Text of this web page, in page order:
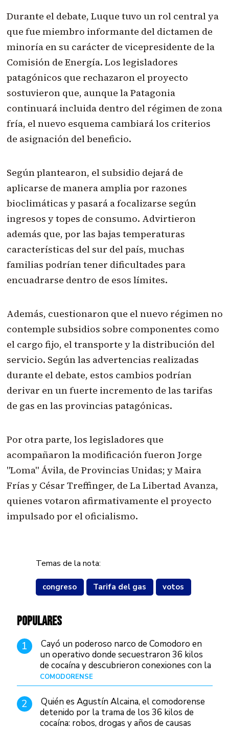
Durante el debate, Luque tuvo un rol central ya
que fue miembro informante del dictamen de
minoría en su carácter de vicepresidente de la
Comisión de Energía. Los legisladores
patagónicos que rechazaron el proyecto
sostuvieron que, aunque la Patagonia
continuará incluida dentro del régimen de zona
fría, el nuevo esquema cambiará los criterios
de asignación del beneficio.
Según plantearon, el subsidio dejará de
aplicarse de manera amplia por razones
bioclimáticas y pasará a focalizarse según
ingresos y topes de consumo. Advirtieron
además que, por las bajas temperaturas
características del sur del país, muchas
familias podrían tener dificultades para
encuadrarse dentro de esos límites.
Además, cuestionaron que el nuevo régimen no
contemple subsidios sobre componentes como
el cargo fijo, el transporte y la distribución del
servicio. Según las advertencias realizadas
durante el debate, estos cambios podrían
derivar en un fuerte incremento de las tarifas
de gas en las provincias patagónicas.
Por otra parte, los legisladores que
acompañaron la modificación fueron Jorge
"Loma" Ávila, de Provincias Unidas; y Maira
Frías y César Treffinger, de La Libertad Avanza,
quienes votaron afirmativamente el proyecto
impulsado por el oficialismo.
Temas de la nota:
congreso Tarifa del gas votos
POPULARES
1
Cayó un poderoso narco de Comodoro en
un operativo donde secuestraron 36 kilos
de cocaína y descubrieron conexiones con la
Patagonia
COMODORENSE
2
Quién es Agustín Alcaina, el comodorense
detenido por la trama de los 36 kilos de
cocaína: robos, drogas y años de causas